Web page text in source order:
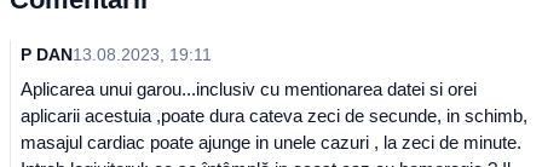
P DAN13.08.2023, 19:11
Aplicarea unui garou...inclusiv cu mentionarea datei si orei
aplicarii acestuia ,poate dura cateva zeci de secunde, in schimb,
masajul cardiac poate ajunge in unele cazuri , la zeci de minute.